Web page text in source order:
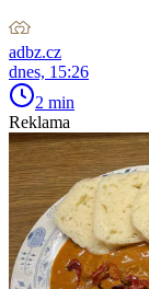
adbz.cz
dnes, 15:26
2 min
Reklama